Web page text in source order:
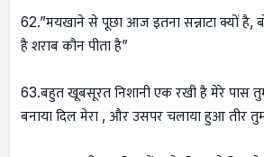
62.”मयखाने से पूछा आज इतना सन्नाटा क्यों है,
है शराब कौन पीता है”
63.बहुत खूबसूरत निशानी एक रखी है मेरे पास
बनाया दिल मेरा , और उसपर चलाया हुआ तीर